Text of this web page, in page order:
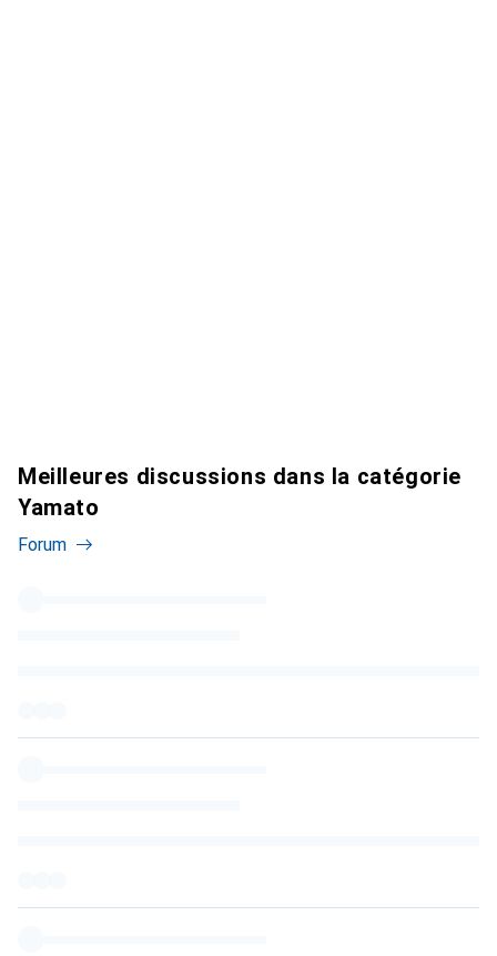
Meilleures discussions dans la catégorie
Yamato
Forum